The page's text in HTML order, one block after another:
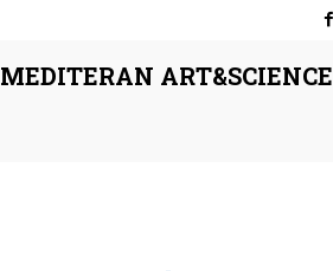
MEDITERAN ART&SCIENCE